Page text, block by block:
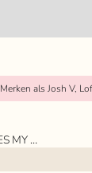
Merken als Josh V,
KETTING KLEINE MUNTJES MY JEWELLERY